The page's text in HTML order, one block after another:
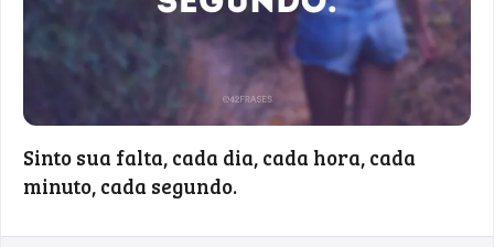
Sinto sua falta, cada dia, cada hora, cada
minuto, cada segundo.